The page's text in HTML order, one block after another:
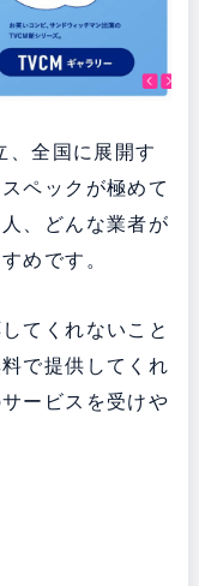
、全国に展開す
ペックが極めて
、どんな業者が
めです。
てくれないこと
で提供してくれ
ービスを受けや